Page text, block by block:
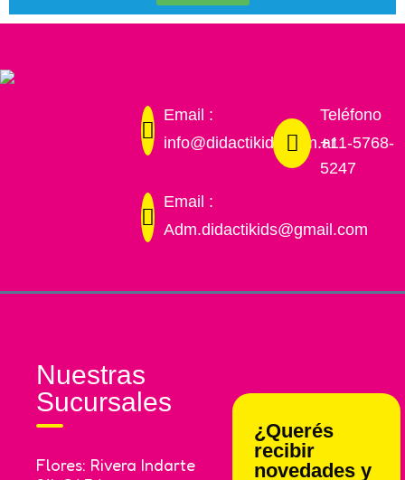
Email :
info@didactikids.com.ar
Email :
Adm.didactikids@gmail.com
Teléfono
+11-5768-
5247
Nuestras
Sucursales
Flores: Rivera Indarte
¿Querés
recibir
novedades y